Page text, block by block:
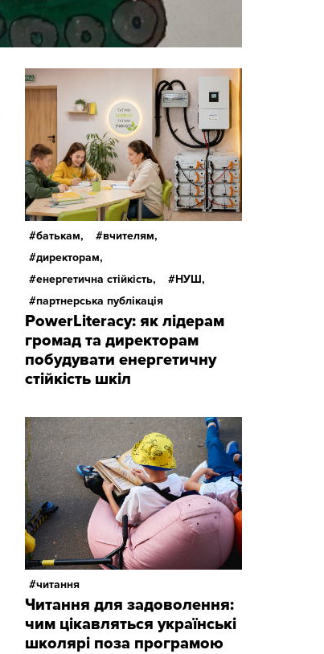
батькам,
вчителям,
директорам,
енергетична стійкість,
НУШ,
партнерська публікація
PowerLiteracy: як лідерам
громад та директорам
побудувати енергетичну
стійкість шкіл
читання
Читання для задоволення:
чим цікавляться українські
школярі поза програмою